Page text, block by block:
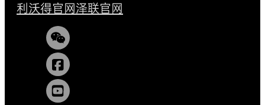
利沃得官网泽联官网